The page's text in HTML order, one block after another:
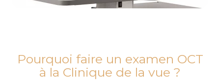
Pourquoi faire un examen OCT
à la Clinique de la vue ?